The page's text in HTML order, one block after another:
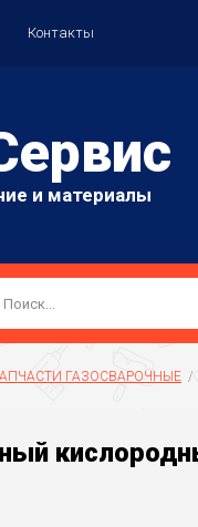
Контакты
и материалы
ГАЗОСВАРОЧНЫЕ
  /